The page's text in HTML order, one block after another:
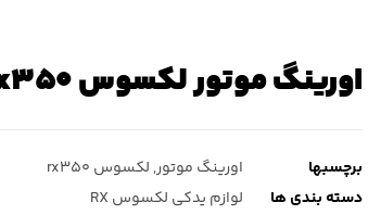
اورینگ موتور لکسوس rx۳۵۰ ( آر ایکس ۳۵۰ )
برچسبها اورینگ موتور, لکسوس rx۳۵۰
دسته بندی ها
لوازم یدکی لکسوس RX